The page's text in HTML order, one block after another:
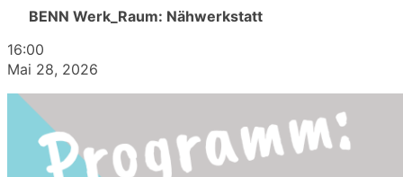
BENN Werk_Raum: Nähwerkstatt
16:00
Mai 28, 2026